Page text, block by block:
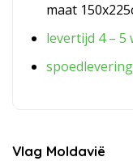
maat
levertijd 4 – 5
Vlag Moldavië